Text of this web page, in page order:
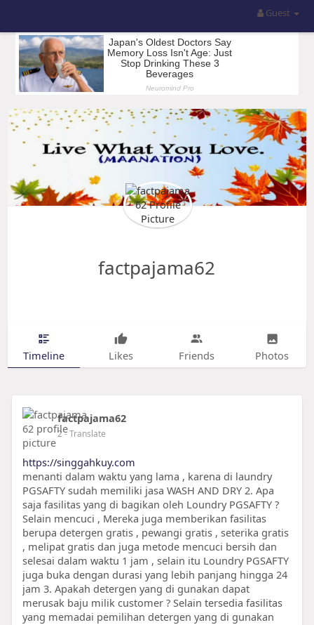
Guest
factpajama62
Timeline Likes Friends Photos
factpajama62
2- Translate
https://singgahkuy.com
menanti dalam waktu yang lama , karena di laundry
PGSAFTY sudah memiliki jasa WASH AND DRY 2. Apa
saja fasilitas yang di bagikan oleh Loundry PGSAFTY ?
Selain mencuci , Mereka juga memberikan fasilitas
berupa detergen gratis , pewangi gratis , seterika gratis
, melipat gratis dan juga metode mencuci bersih dan
selesai dalam waktu 1 jam , selain itu Loundry PGSAFTY
juga buka dengan durasi yang lebih panjang hingga 24
jam 3. Apakah detergen yang di gunakan dapat
merusak baju milik customer ? Selain tersedia fasilitas
yang memadai pemilihan detergen yang di gunakan